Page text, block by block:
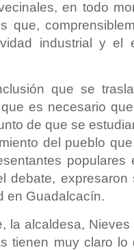
en todo
que,
industrial y el
que se
es necesario
de que se
del pueblo
debate,
en Guadalcacín.
la alcaldesa,
tienen muy claro